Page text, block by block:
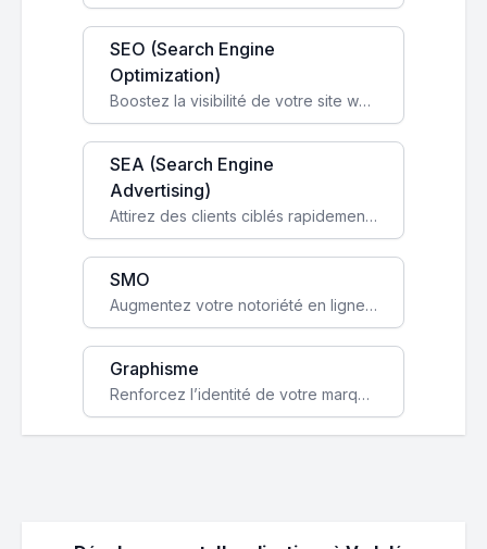
SEO (Search Engine
Optimization)
Boostez la visibilité de votre site web sur Google et attirez du trafic qualifié grâce à nos stratégies SEO.
SEA (Search Engine
Advertising)
Attirez des clients ciblés rapidement avec des campagnes publicitaires payantes optimisées pour vos objectifs.
SMO
Augmentez votre notoriété en ligne et stimulez la croissance de votre entreprise grâce à une stratégie sociale sur mesure.
Graphisme
Renforcez l’identité de votre marque avec un design unique qui capte l’attention et engage vos clients.